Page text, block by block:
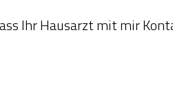
Ihr Hausarzt mit mir